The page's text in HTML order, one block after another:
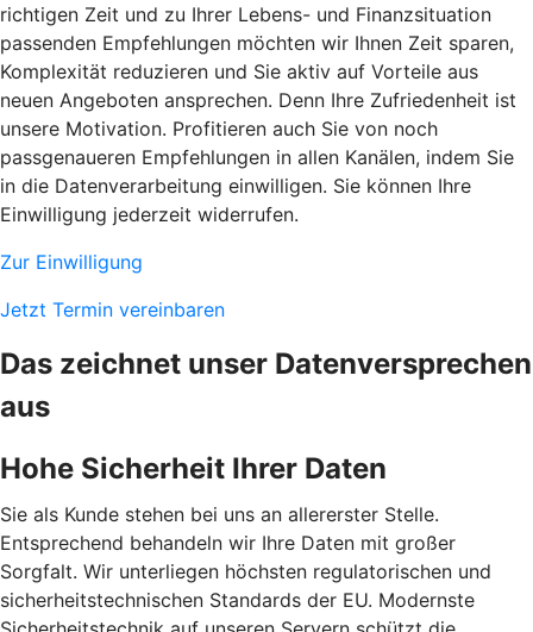
richtigen Zeit und zu Ihrer Lebens- und Finanzsituation
passenden Empfehlungen möchten wir Ihnen Zeit sparen,
Komplexität reduzieren und Sie aktiv auf Vorteile aus
neuen Angeboten ansprechen. Denn Ihre Zufriedenheit ist
unsere Motivation. Profitieren auch Sie von noch
passgenaueren Empfehlungen in allen Kanälen, indem Sie
in die Datenverarbeitung einwilligen. Sie können Ihre
Einwilligung jederzeit widerrufen.
Zur Einwilligung
Jetzt Termin vereinbaren
Das zeichnet unser Datenversprechen
aus
Hohe Sicherheit Ihrer Daten
Sie als Kunde stehen bei uns an allererster Stelle.
Entsprechend behandeln wir Ihre Daten mit großer
Sorgfalt. Wir unterliegen höchsten regulatorischen und
sicherheitstechnischen Standards der EU. Modernste